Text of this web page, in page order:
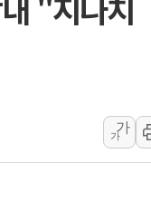
내륙 곳곳 소나기
새판 짠다…'자율규제단
발표...김민석 '재역전'
가
가